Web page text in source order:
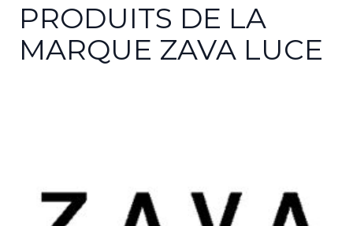
PRODUITS DE LA
MARQUE ZAVA LUCE